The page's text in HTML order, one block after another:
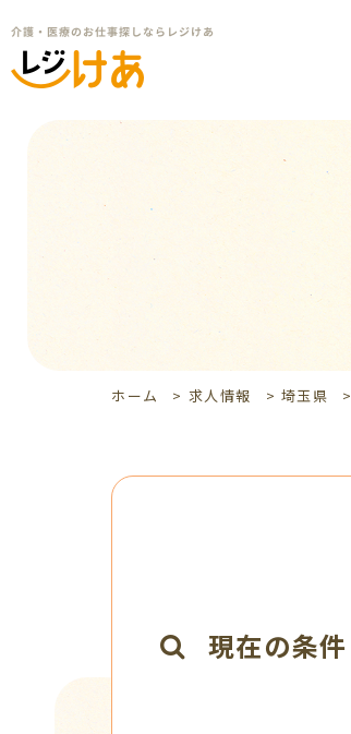
ホーム > 求人情報 > 埼玉県 >
現在の条件